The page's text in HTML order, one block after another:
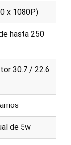
x 1080P)
hasta 250
30.7 / 22.6
de 5w